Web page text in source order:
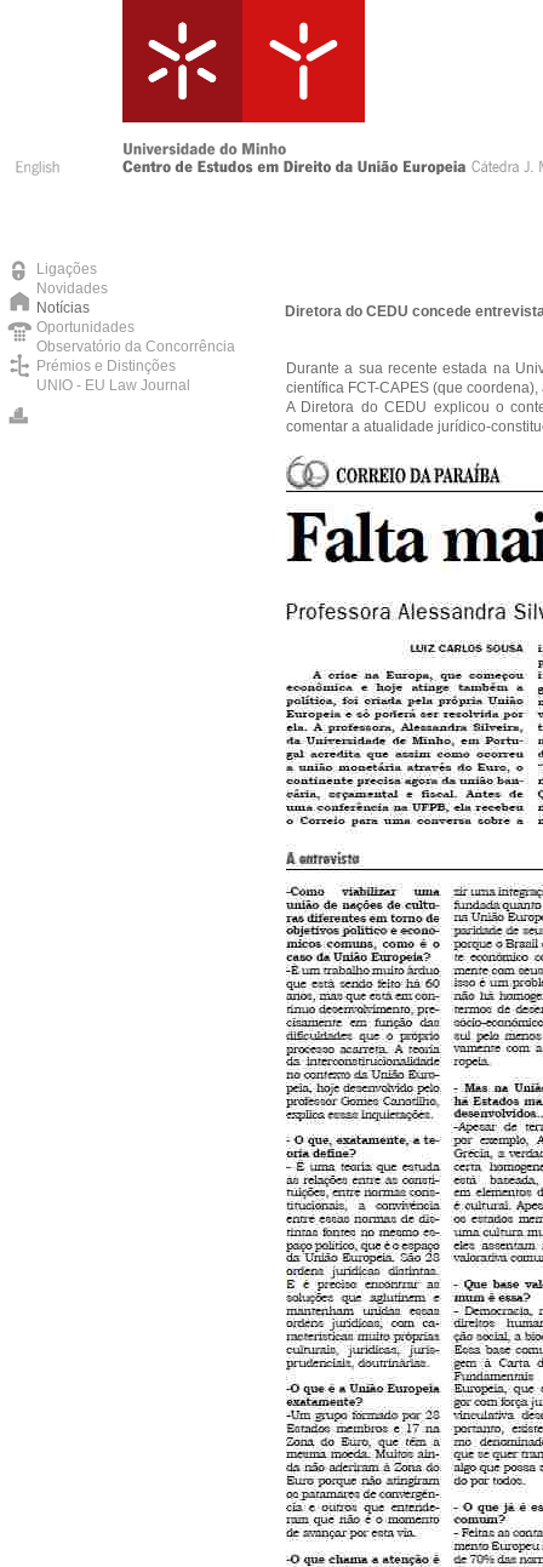
Ligações
Novidades
Notícias
Oportunidades
Observatório da Concorrência
Prémios e Distinções
UNIO - EU Law Journal
Diretora do CEDU concede
Durante a sua recente estada na
científica FCT-CAPES (que
A Diretora do CEDU explicou o
comentar a atualidade jurídico-